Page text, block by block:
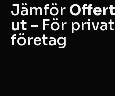
Jämför
ut – För
företag